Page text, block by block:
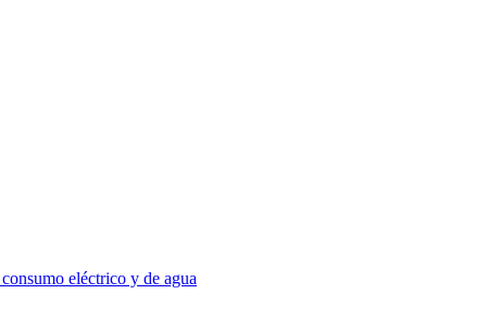
eléctrico y de agua